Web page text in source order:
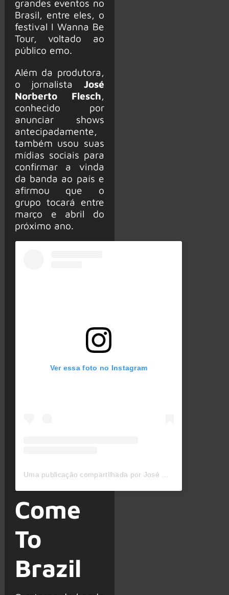
grandes eventos no
Brasil, entre eles, o
festival I Wanna Be
Tour, voltado ao
público emo.
Além da produtora,
o jornalista José
Norberto Flesch
conhecido por
anunciar shows
antecipadamente,
também usou suas
mídias sociais para
confirmar a vinda
da banda ao país e
afirmou que o
grupo tocará entre
março e abril do
próximo ano.
Ver essa foto no Instagram
Come
To
Brazil